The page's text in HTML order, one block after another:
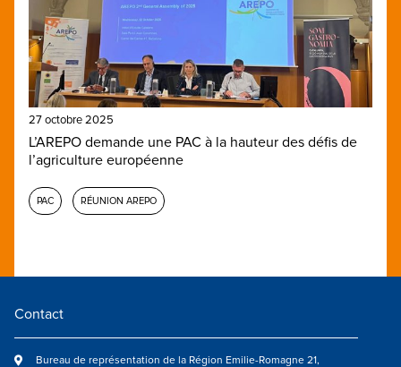
27 octobre 2025
L’AREPO demande une PAC à la hauteur des défis de
l’agriculture européenne
PAC RÉUNION AREPO
Contact
Bureau de représentation de la Région Emilie-Romagne 21,